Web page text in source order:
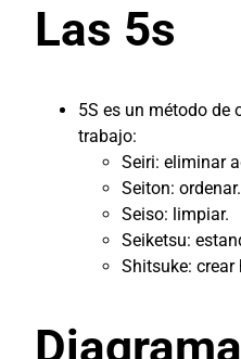
Las 5s
5S es un método de
trabajo:
Seiri: eliminar
Seiton: ordenar.
Seiso: limpiar.
Seiketsu:
Shitsuke: crear